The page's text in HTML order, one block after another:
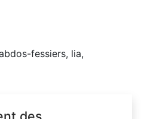
fessiers, lia,
des